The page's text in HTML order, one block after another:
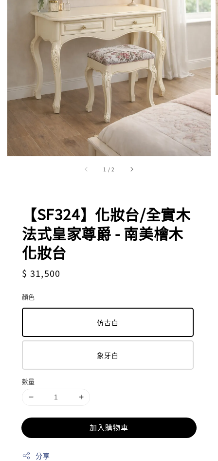
1 /2
【SF324】化妝台/全實木
法式皇家尊爵 - 南美檜木
化妝台
Regular
$ 31,500
顏色
仿古白
象牙白
數量
加入購物車
分享